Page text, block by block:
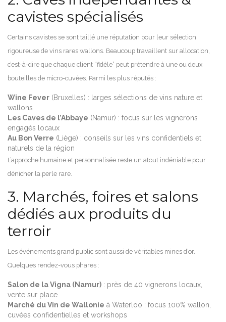
cavistes spécialisés
Certains cavistes se sont taillé une réputation pour leur sélection
rigoureuse de vins rares wallons. Beaucoup travaillent sur allocation,
c’est-à-dire que chaque client “fidèle” peut prétendre à une ou deux
bouteilles de micro-cuvées. Parmi les plus réputés :
Wine Fever (Bruxelles) : larges sélections de vins nature et
wallons
Les Caves de l’Abbaye (Namur) : focus sur les vignerons
engagés locaux
Au Bon Verre (Liège) : conseils sur les vins confidentiels et
naturels de la région
L’approche humaine et personnalisée reste un atout indéniable pour
dénicher la perle rare.
3. Marchés, foires et salons
dédiés aux produits du
terroir
Les événements grand public sont aussi de véritables mines d’or.
Quelques rendez-vous phares :
Salon de la Vigna (Namur) : près de 40 vignerons locaux,
vente sur place
Marché du Vin de Wallonie à Waterloo : focus 100% wallon,
cuvées confidentielles et workshops